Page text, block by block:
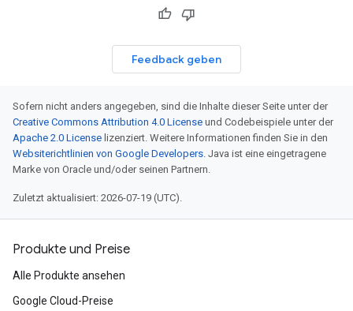
Feedback geben
Sofern nicht anders angegeben, sind die Inhalte dieser Seite unter der
Creative Commons Attribution 4.0 License und Codebeispiele unter der
Apache 2.0 License lizenziert. Weitere Informationen finden Sie in den
Websiterichtlinien von Google Developers. Java ist eine eingetragene
Marke von Oracle und/oder seinen Partnern.
Zuletzt aktualisiert: 2026-07-19 (UTC).
Produkte und Preise
Alle Produkte ansehen
Google Cloud-Preise